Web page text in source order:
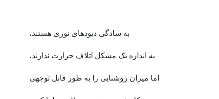
به سادگی دیودهای نوری هستند،
به اندازه یک مشکل اتلاف حرارت ندارند،
اما میزان روشنایی را به طور قابل‌ توجهی